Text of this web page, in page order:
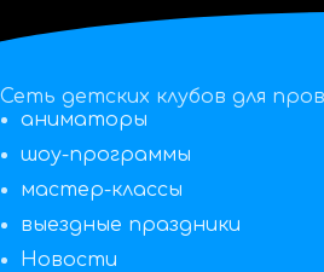
Сеть детских клубов для
аниматоры
шоу-программы
мастер-классы
выездные праздники
Новости